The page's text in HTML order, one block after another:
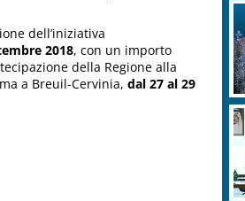
dell’iniziativa
2018, con un importo
della Regione alla
a Breuil-Cervinia, dal 27 al 29